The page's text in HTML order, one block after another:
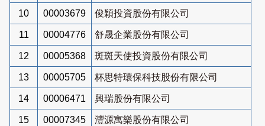
10 00003679 俊穎投資股份有限公司
11 00004776 舒晟企業股份有限公司
12 00005368 斑斑天使投資股份有限公司
13 00005705 杯思特環保科技股份有限公司
14 00006471 興瑞股份有限公司
15 00007345 灃源寓樂股份有限公司